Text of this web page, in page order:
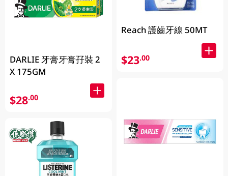
DARLIE 牙膏牙膏孖裝 2
X 175GM
$28.00
Reach 護齒牙線 50MT
$23.00